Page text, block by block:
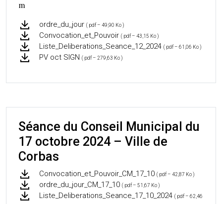
m
ordre_du_jour ( pdf – 49,90 Ko )
Convocation_et_Pouvoir ( pdf – 43,15 Ko )
Liste_Deliberations_Seance_12_2024 ( pdf – 61,06 Ko )
PV oct SIGN ( pdf – 279,63 Ko )
Séance du Conseil Municipal du
17 octobre 2024 – Ville de
Corbas
Convocation_et_Pouvoir_CM_17_10 ( pdf – 42,87 Ko )
ordre_du_jour_CM_17_10 ( pdf – 51,67 Ko )
Liste_Deliberations_Seance_17_10_2024 ( pdf – 62,46